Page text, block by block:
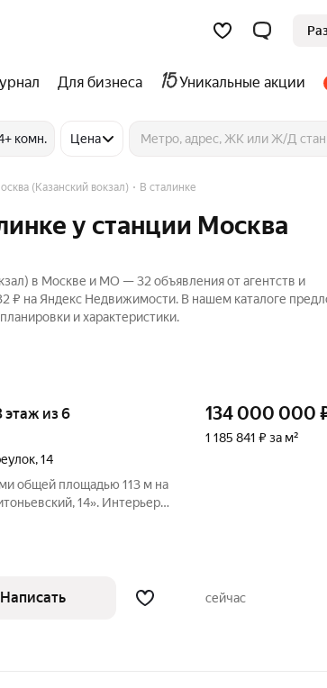
Для бизнеса Уникальные акции
комн. Цена
(Казанский вокзал) В сталинке
у станции Москва
в Москве и МО — 32 объявления от агентств и
₽ на Яндекс Недвижимости. В нашем каталоге
и характеристики.
этаж из 6
,14
общей площадью 113 м на
14». Интерьер
дверей и
134 000 000
1 185 841 ₽ за м²
Написать сейчас